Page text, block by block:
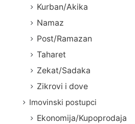
Kurban/Akika
Namaz
Post/Ramazan
Taharet
Zekat/Sadaka
Zikrovi i dove
Imovinski postupci
Ekonomija/Kupoprodaja